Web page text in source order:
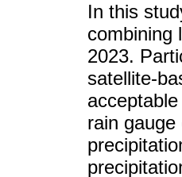
In this
combining
2023.
satellite-
rain